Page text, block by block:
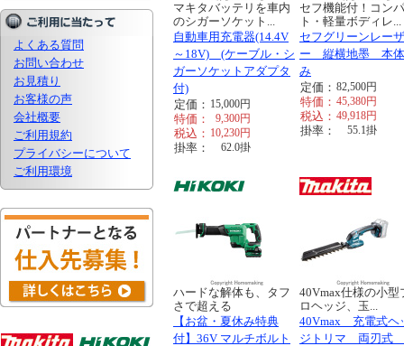
よくある質問
お問い合わせ
お見積り
お客様の声
会社概要
ご利用規約
プライバシーについて
ご利用環境
マキタバッテリを車内
のシガーソケット...
自動車用充電器(14.4V
～18V) (ケーブル・シ
ガーソケットアダプタ
付)
定価： 15,000円
特価： 9,300円
税込： 10,230円
掛率： 62.0掛
セフ機能付！コン
ト・軽量ボディレ...
セフグリーンレーザ
ー 縦横地墨 本
み
定価： 82,500円
特価： 45,380円
税込： 49,918円
掛率： 55.1掛
ハードな解体も、タフ
さで超える
【お盆・夏休み特典
付】36V マルチボルト
40Vmax仕様の小型
ロヘッジ、玉...
40Vmax 充電式ヘ
ジトリマ 両刃式